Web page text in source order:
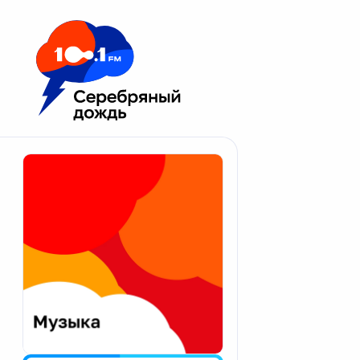
Москва 100.1 FM
Апатиты
Екатеринбург
Калининград
Калуга